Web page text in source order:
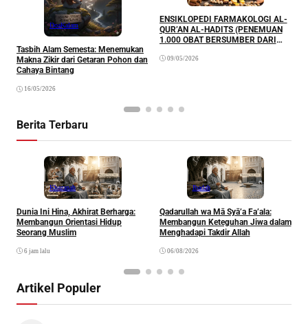
DoaKalam
Tasbih Alam Semesta: Menemukan
Makna Zikir dari Getaran Pohon dan
Cahaya Bintang
16/05/2026
ENSIKLOPEDI FARMAKOLOGI AL-
QUR’AN AL-HADITS (PENEMUAN
1.000 OBAT BERSUMBER DARI
09/05/2026
Berita Terbaru
Khazanah
Dunia Ini Hina, Akhirat Berharga:
Membangun Orientasi Hidup
Seorang Muslim
6 jam lalu
Ibadah
Qadarullah wa Mā Syā’a Fa’ala:
Membangun Keteguhan Jiwa dalam
Menghadapi Takdir Allah
06/08/2026
Artikel Populer